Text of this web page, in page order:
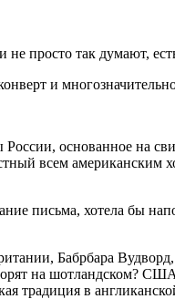
просто так думают,
и
основанное на
всем американским
письма, хотела бы
Бабрбара
на шотландском?
традиция в